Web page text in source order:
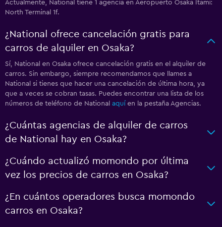
Actualmente, National tiene 1 agencia en Aeropuerto Osaka Itami:
North Terminal 1f.
¿National ofrece cancelación gratis para
carros de alquiler en Osaka?
Sí, National en Osaka ofrece cancelación gratis en el alquiler de
carros. Sin embargo, siempre recomendamos que llames a
National si tienes que hacer una cancelación de última hora, ya
que a veces se cobran tasas. Puedes encontrar una lista de los
números de teléfono de National aquí en la pestaña Agencias.
¿Cuántas agencias de alquiler de carros
de National hay en Osaka?
¿Cuándo actualizó momondo por última
vez los precios de carros en Osaka?
¿En cuántos operadores busca momondo
carros en Osaka?